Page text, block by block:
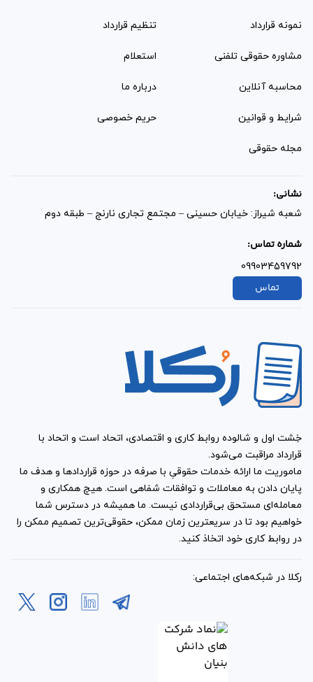
نمونه قرارداد‌ تنظیم قرارداد
مشاوره حقوقی تلفنی استعلام
محاسبه آنلاین درباره ما
شرایط و قوانین حریم خصوصی
مجله حقوقی
نشانی:
شعبه شیراز: خیابان حسینی – مجتمع تجاری نارنج – طبقه دوم
شماره تماس:
09903459792
تماس
خِشت اول و شالوده روابط کاری و اقتصادی، اتحاد است و اتحاد با
قرارداد مراقبت می‌شود.
ماموریت ما ارائه خدمات حقوقیِ با صرفه در حوزه قراردادها و هدف ما
پایان دادن به معاملات و توافقات شفاهی است. هیچ همکاری و
معامله‌ای مستحق بی‌قراردادی نیست. ما همیشه در دسترس شما
خواهیم بود تا در سریعترین زمان ممکن، حقوقی‌ترین تصمیم ممکن را
در روابط کاری خود اتخاذ کنید.
رکلا در شبکه‌های اجتماعی: